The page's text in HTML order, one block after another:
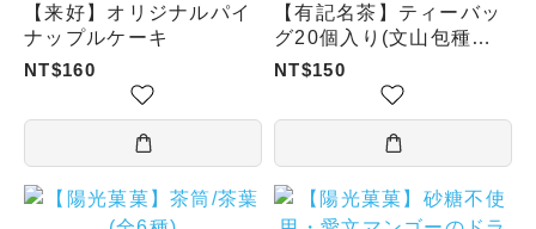
【来好】オリジナルパイ
ナップルケーキ
NT$160
【有記名茶】ティーバッ
グ20個入り(文山包種茶/
高山烏龍茶/奇種烏龍茶/
NT$150